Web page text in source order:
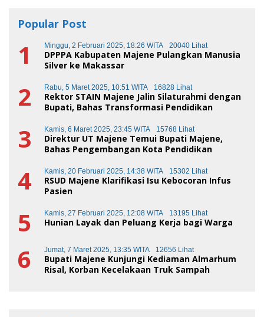
Popular Post
1 Minggu, 2 Februari 2025, 18:26 WITA 20040 Lihat
DPPPA Kabupaten Majene Pulangkan Manusia
Silver ke Makassar
2 Rabu, 5 Maret 2025, 10:51 WITA 16828 Lihat
Rektor STAIN Majene Jalin Silaturahmi dengan
Bupati, Bahas Transformasi Pendidikan
3 Kamis, 6 Maret 2025, 23:45 WITA 15768 Lihat
Direktur UT Majene Temui Bupati Majene,
Bahas Pengembangan Kota Pendidikan
4 Kamis, 20 Februari 2025, 14:38 WITA 15302 Lihat
RSUD Majene Klarifikasi Isu Kebocoran Infus
Pasien
5 Kamis, 27 Februari 2025, 12:08 WITA 13195 Lihat
Hunian Layak dan Peluang Kerja bagi Warga
6 Jumat, 7 Maret 2025, 13:35 WITA 12656 Lihat
Bupati Majene Kunjungi Kediaman Almarhum
Risal, Korban Kecelakaan Truk Sampah